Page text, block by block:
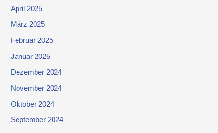
April 2025
März 2025
Februar 2025
Januar 2025
Dezember 2024
November 2024
Oktober 2024
September 2024